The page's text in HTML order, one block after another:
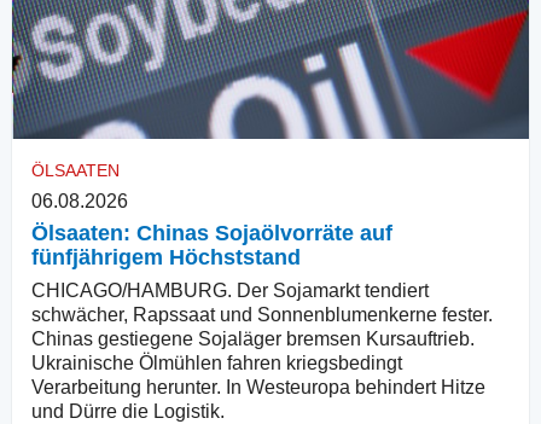
ÖLSAATEN
06.08.2026
Ölsaaten: Chinas Sojaölvorräte auf
fünfjährigem Höchststand
CHICAGO/HAMBURG. Der Sojamarkt tendiert
schwächer, Rapssaat und Sonnenblumenkerne fester.
Chinas gestiegene Sojaläger bremsen Kursauftrieb.
Ukrainische Ölmühlen fahren kriegsbedingt
Verarbeitung herunter. In Westeuropa behindert Hitze
und Dürre die Logistik.